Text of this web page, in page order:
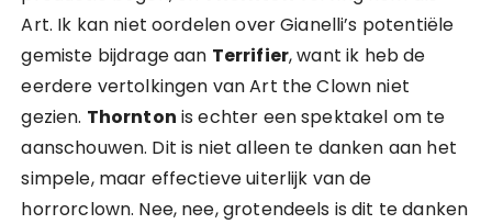
Art. Ik kan niet oordelen over Gianelli’s potentiële
gemiste bijdrage aan Terrifier, want ik heb de
eerdere vertolkingen van Art the Clown niet
gezien. Thornton is echter een spektakel om te
aanschouwen. Dit is niet alleen te danken aan het
simpele, maar effectieve uiterlijk van de
horrorclown. Nee, nee, grotendeels is dit te danken